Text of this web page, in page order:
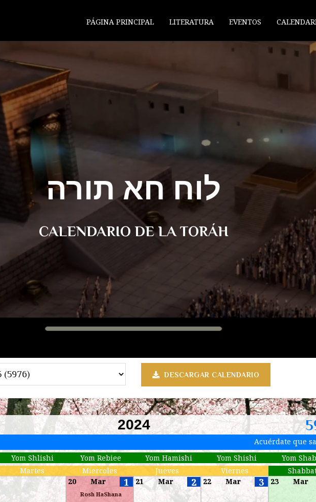
PÁGINA PRINCIPAL LITERATURA EVENTOS
לוח חא תורה
CALENDARIO DE LA TORÁH
DESCARGAR CALENDARIO
2024
Acuérdate que
Yom Shlishi Yom Rebiee Yom Hamishi Yom Shishi Yom
Martes Miercoles Jueves Viernes
20
Mar 1
Rosh HaShana
21 Mar 2 22 Mar 3 23 Mar